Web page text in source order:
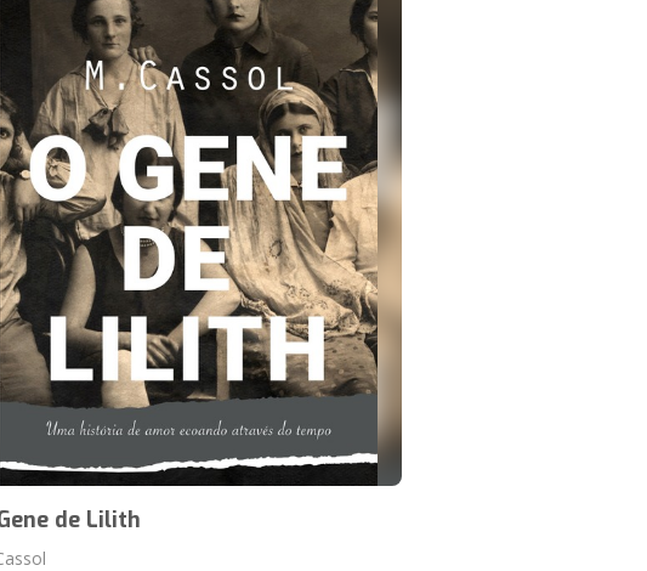
de Lilith